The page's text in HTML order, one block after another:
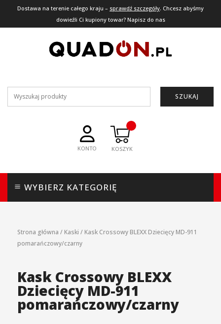
Dostawa na terenie całego kraju – sprawdź szczegóły. Chcesz abyśmy
dowieźli Ci kupiony towar? Napisz do nas
SZUKAJ
KONTO
WYBIERZ KATEGORIĘ
Strona główna / Kaski / Kask Crossowy BLEXX Dziecięcy MD-911
pomarańczowy/czarny
Kask Crossowy BLEXX
Dziecięcy MD-911
pomarańczowy/czarny